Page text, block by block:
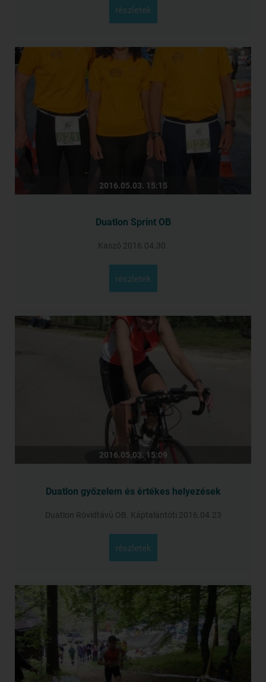
részletek
2016.05.03. 15:15
Duatlon Sprint OB
Kaszó 2016.04.30.
részletek
2016.05.03. 15:09
Duatlon győzelem és értékes helyezések
Duatlon Rövidtávú OB. Káptalantóti 2016.04.23
részletek